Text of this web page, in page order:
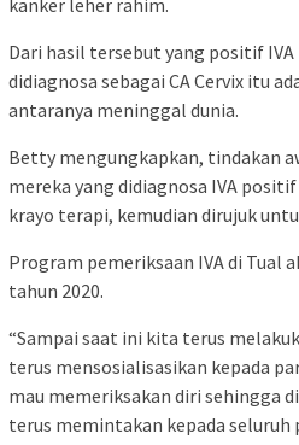
kanker leher rahim.
Dari hasil tersebut yang positif
didiagnosa sebagai CA Cervix itu
antaranya meninggal dunia.
Betty mengungkapkan, tindakan
mereka yang didiagnosa IVA positif
krayo terapi, kemudian dirujuk
Program pemeriksaan IVA di Tual
tahun 2020.
“Sampai saat ini kita terus
terus mensosialisasikan kepada
mau memeriksakan diri sehingga
terus memintakan kepada seluruh